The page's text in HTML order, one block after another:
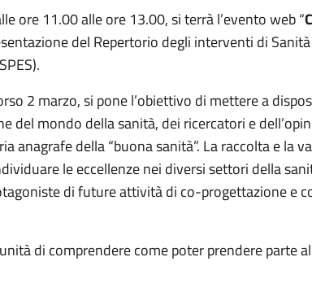
ore 11.00 alle ore 13.00, si terrà l’evento web “
del Repertorio degli interventi di
2 marzo, si pone l’obiettivo di mettere a
del mondo della sanità, dei ricercatori e
anagrafe della “buona sanità”. La raccolta e la
le eccellenze nei diversi settori della
di future attività di co-progettazione e
di comprendere come poter prendere parte